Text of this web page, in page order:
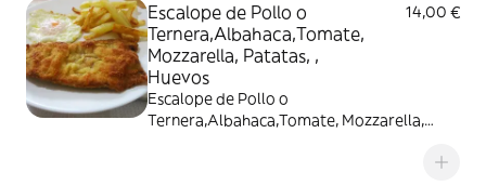
Escalope de Pollo o
Ternera,Albahaca,Tomate,
Mozzarella, Patatas, ,
Huevos
14,00 €
Escalope de Pollo o
Ternera,Albahaca,Tomate, Mozzarella,